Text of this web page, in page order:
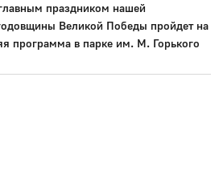
праздником нашей
Великой Победы пройдет на
программа в парке им. М. Горького